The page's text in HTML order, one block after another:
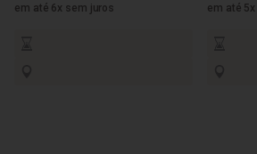
em até 6x sem juros em até